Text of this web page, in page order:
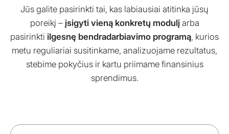
Jūs galite pasirinkti tai, kas labiausiai atitinka jūsų
poreikį – įsigyti vieną konkretų modulįarba
pasirinkti ilgesnę bendradarbiavimo programą, kurios
metu reguliariai susitinkame, analizuojame rezultatus,
stebime pokyčius ir kartu priimame finansinius
sprendimus.